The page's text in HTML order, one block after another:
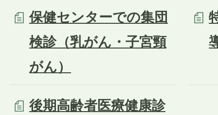
保健センターでの集団
検診（乳がん・子宮頸
がん）
後期高齢者医療健康診